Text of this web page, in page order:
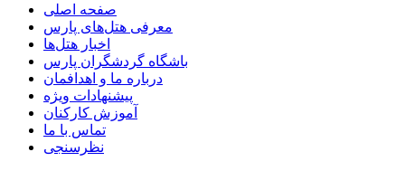
صفحه اصلی
معرفی هتل‌های پارس
اخبار هتل‌ها
باشگاه گردشگران پارس
درباره ما و اهدافمان
پیشنهادات ویژه
آموزش کارکنان
تماس با ما
نظرسنجی